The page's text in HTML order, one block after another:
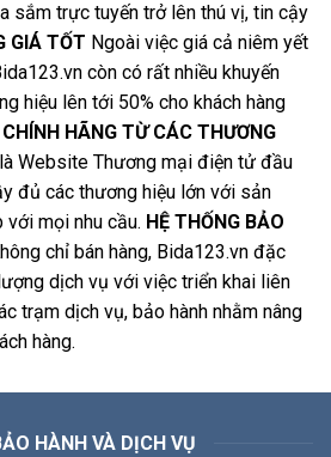
sắm trực tuyến trở lên thú vị, tin cậy
GIÁ TỐT Ngoài việc giá cả niêm yết
còn có rất nhiều khuyến
hiệu lên tới 50% cho khách hàng
HÃNG TỪ CÁC THƯƠNG
Website Thương mại điện tử đầu
đủ các thương hiệu lớn với sản
với mọi nhu cầu. HỆ THỐNG BẢO
chỉ bán hàng, Bida123.vn đặc
dịch vụ với việc triển khai liên
trạm dịch vụ, bảo hành nhằm nâng
hàng.
HÀNH VÀ DỊCH VỤ